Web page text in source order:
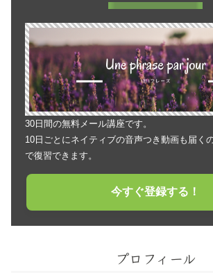
30日間の無料メール講座です。
10日ごとにネイティブの音声つき動画も届く
で復習できます。
今すぐ登録する！
プロフィール